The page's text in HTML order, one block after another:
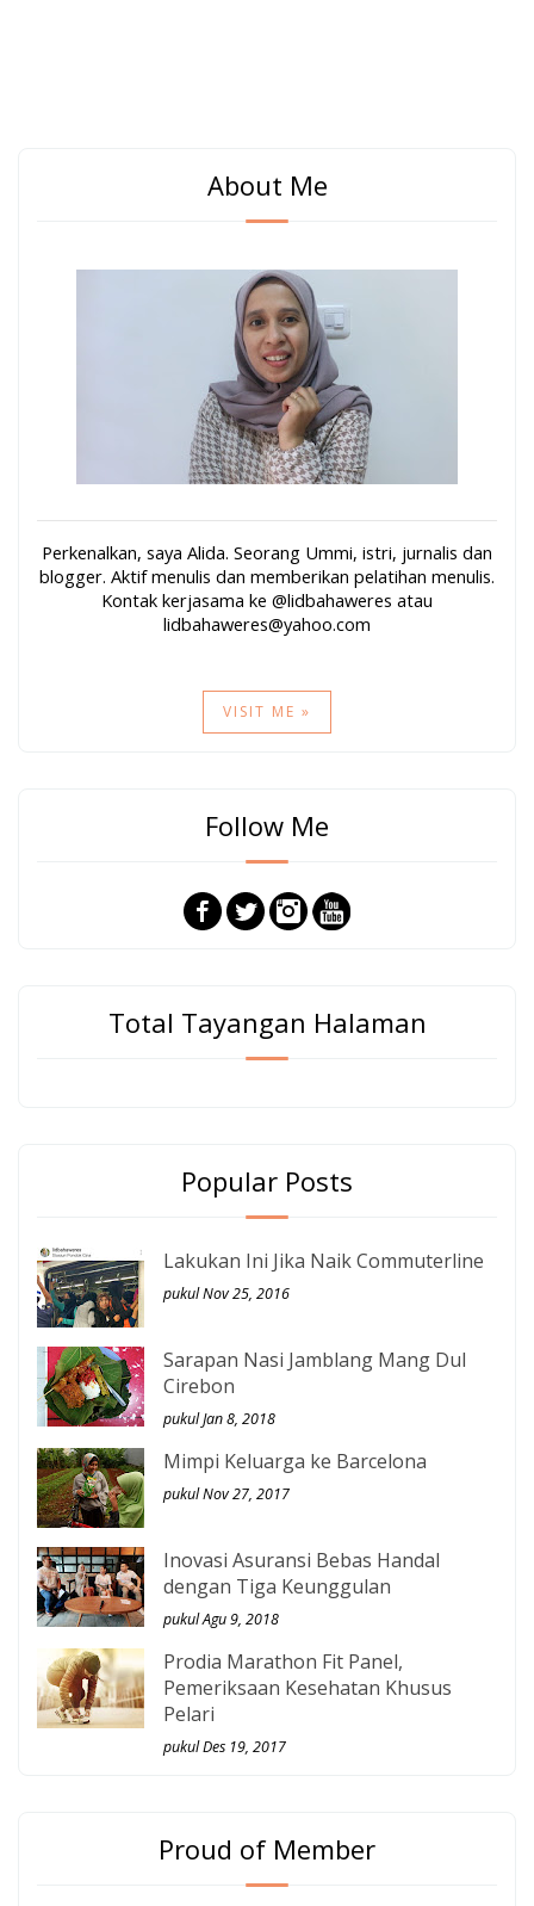
About Me
Perkenalkan, saya Alida. Seorang Ummi, istri, jurnalis dan
blogger. Aktif menulis dan memberikan pelatihan menulis.
Kontak kerjasama ke @lidbahaweres atau
lidbahaweres@yahoo.com
VISIT ME »
Follow Me
Total Tayangan Halaman
Popular Posts
Lakukan Ini Jika Naik Commuterline
pukul Nov 25, 2016
Sarapan Nasi Jamblang Mang Dul
Cirebon
pukul Jan 8, 2018
Mimpi Keluarga ke Barcelona
pukul Nov 27, 2017
Inovasi Asuransi Bebas Handal
dengan Tiga Keunggulan
pukul Agu 9, 2018
Prodia Marathon Fit Panel,
Pemeriksaan Kesehatan Khusus
Pelari
pukul Des 19, 2017
Proud of Member